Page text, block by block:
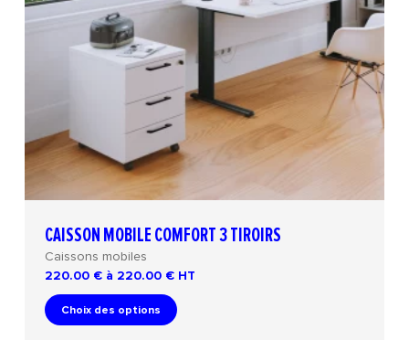
CAISSON MOBILE COMFORT 3 TIROIRS
Caissons mobiles
220.00 € à 220.00 € HT
Choix des options